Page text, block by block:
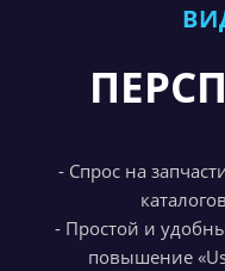
- Спрос на
- Простой и
повышение